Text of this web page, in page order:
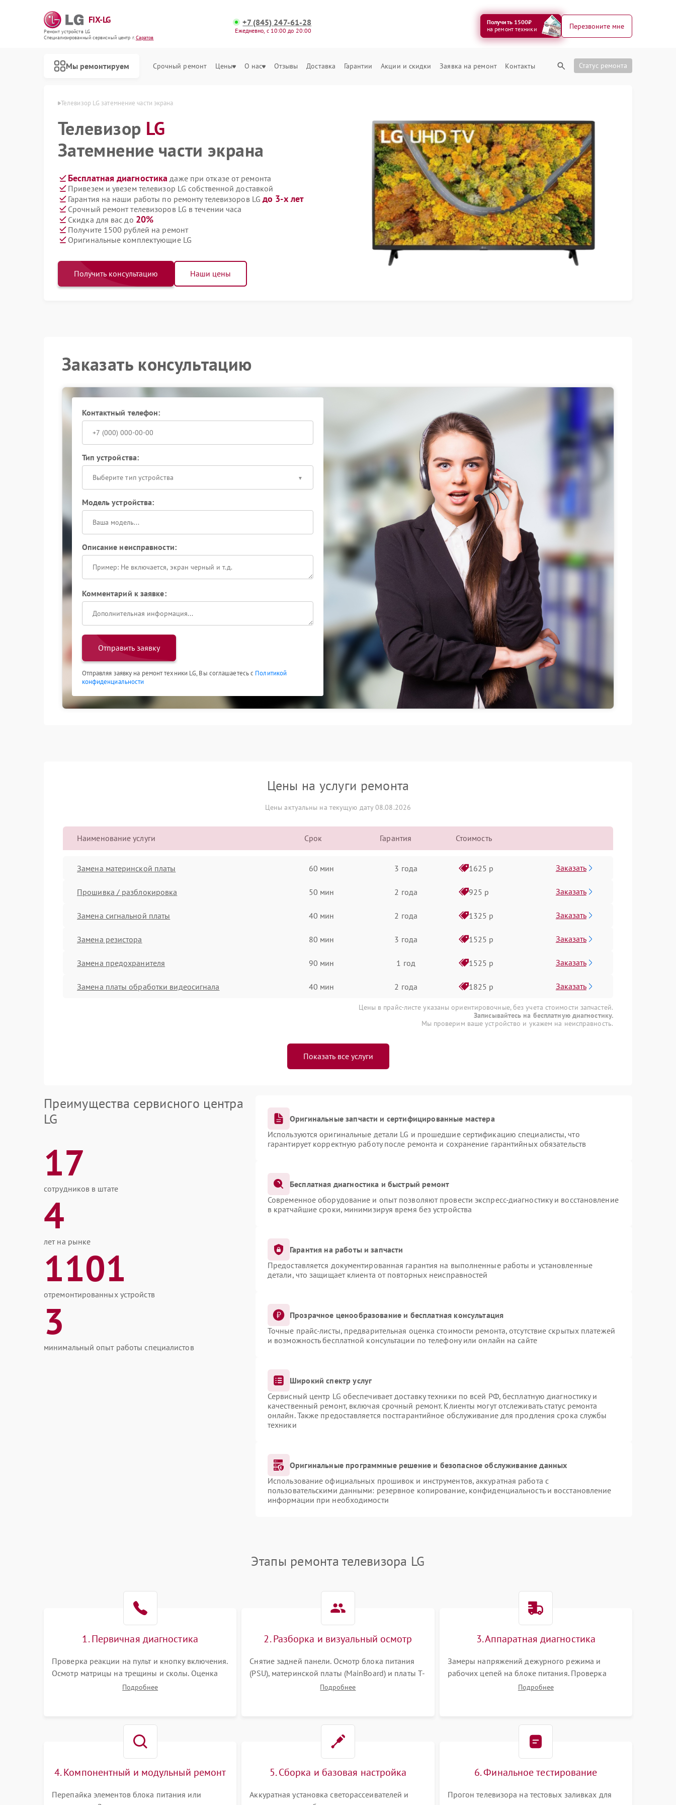
FIX-LG
Ремонт устройств LG
Специализированный cервисный центр г.Саратов
+7 (845) 247-61-28
Ежедневно, с 10:00 до 20:00
Получить 1500₽
на ремонт техники
Перезвоните мне
Мы ремонтируем Срочный ремонт Цены О нас Отзывы Доставка Гарантии Акции и скидки Заявка на ремонт Контакты Статус ремонта
Телевизор LG затемнение части экрана
Телевизор LG
Затемнение части экрана
Бесплатная диагностика даже при отказе от ремонта
Привезем и увезем телевизор LG собственной доставкой
Гарантия на наши работы по ремонту телевизоров LG до 3-х лет
Срочный ремонт телевизоров LG в течении часа
Скидка для вас до 20%
Получите 1500 рублей на ремонт
Оригинальные комплектующие LG
Получить консультацию Наши цены
Заказать консультацию
Контактный телефон:
Тип устройства:
Выберите тип устройства
Модель устройства:
Описание неисправности:
Комментарий к заявке:
Отправить заявку
Отправляя заявку на ремонт техники LG, Вы соглашаетесь с Политикой
конфиденциальности
Цены на услуги ремонта
Цены актуальны на текущую дату 08.08.2026
Наименование услуги Срок Гарантия Стоимость
Замена материнской платы 60 мин 3 года 1625 р Заказать
Прошивка / разблокировка 50 мин 2 года 925 р Заказать
Замена сигнальной платы 40 мин 2 года 1325 р Заказать
Замена резистора 80 мин 3 года 1525 р Заказать
Замена предохранителя 90 мин 1 год 1525 р Заказать
Замена платы обработки видеосигнала 40 мин 2 года 1825 р Заказать
Цены в прайс-листе указаны ориентировочные, без учета стоимости запчастей.
Записывайтесь на бесплатную диагностику.
Мы проверим ваше устройство и укажем на неисправность.
Показать все услуги
Преимущества сервисного центра
LG
17
сотрудников в штате
4
лет на рынке
1101
отремонтированных устройств
3
минимальный опыт работы специалистов
Оригинальные запчасти и сертифицированные мастера
Используются оригинальные детали LG и прошедшие сертификацию специалисты, что
гарантирует корректную работу после ремонта и сохранение гарантийных обязательств
Бесплатная диагностика и быстрый ремонт
Современное оборудование и опыт позволяют провести экспресс-диагностику и восстановление
в кратчайшие сроки, минимизируя время без устройства
Гарантия на работы и запчасти
Предоставляется документированная гарантия на выполненные работы и установленные
детали, что защищает клиента от повторных неисправностей
Прозрачное ценообразование и бесплатная консультация
Точные прайс-листы, предварительная оценка стоимости ремонта, отсутствие скрытых платежей
и возможность бесплатной консультации по телефону или онлайн на сайте
Широкий спектр услуг
Сервисный центр LG обеспечивает доставку техники по всей РФ, бесплатную диагностику и
качественный ремонт, включая срочный ремонт. Клиенты могут отслеживать статус ремонта
онлайн. Также предоставляется постгарантийное обслуживание для продления срока службы
техники
Оригинальные программные решение и безопасное обслуживание данных
Использование официальных прошивок и инструментов, аккуратная работа с
пользовательскими данными: резервное копирование, конфиденциальность и восстановление
информации при необходимости
Этапы ремонта телевизора LG
1. Первичная диагностика
Проверка реакции на пульт и кнопку включения.
Осмотр матрицы на трещины и сколы. Оценка
звука, наличия подсветки и индикаторов
Подробнее
2. Разборка и визуальный осмотр
Снятие задней панели. Осмотр блока питания
(PSU), материнской платы (MainBoard) и платы T-
Con на вздутые конденсаторы, прогары,
Подробнее
3. Аппаратная диагностика
Замеры напряжений дежурного режима и
рабочих цепей на блоке питания. Проверка
видеосигналов на плате T-Con с помощью
Подробнее
4. Компонентный и модульный ремонт
Перепайка элементов блока питания или
5. Сборка и базовая настройка
Аккуратная установка светорассеивателей и
6. Финальное тестирование
Прогон телевизора на тестовых заливках для